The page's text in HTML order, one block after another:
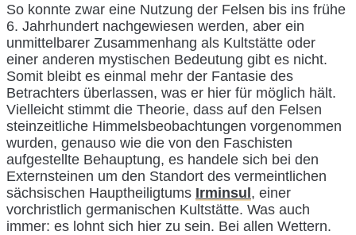
So konnte zwar eine Nutzung der Felsen bis ins frühe
6. Jahrhundert nachgewiesen werden, aber ein
unmittelbarer Zusammenhang als Kultstätte oder
einer anderen mystischen Bedeutung gibt es nicht.
Somit bleibt es einmal mehr der Fantasie des
Betrachters überlassen, was er hier für möglich hält.
Vielleicht stimmt die Theorie, dass auf den Felsen
steinzeitliche Himmelsbeobachtungen vorgenommen
wurden, genauso wie die von den Faschisten
aufgestellte Behauptung, es handele sich bei den
Externsteinen um den Standort des vermeintlichen
sächsischen Hauptheiligtums Irminsul, einer
vorchristlich germanischen Kultstätte. Was auch
immer: es lohnt sich hier zu sein. Bei allen Wettern.